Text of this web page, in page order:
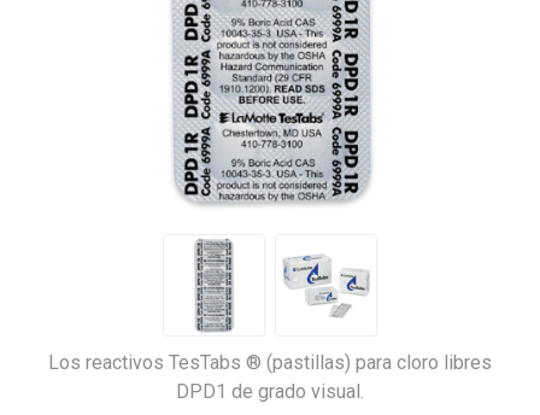
Los reactivos TesTabs ® (pastillas) para cloro libres
DPD1 de grado visual.